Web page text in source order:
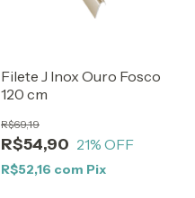
Filete J Inox Ouro Fosco
120 cm
R$54,90
R$69,19
21% OFF
R$52,16 com Pix